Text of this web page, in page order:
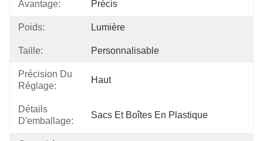
Avantage: Précis
Poids: Lumière
Taille: Personnalisable
Précision Du
Réglage:
Haut
Détails
D'emballage:
Sacs Et Boîtes En Plastique